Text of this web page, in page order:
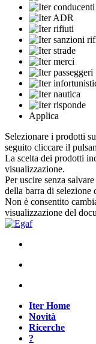
Applica
Selezionare i prodotti
seguito cliccare il
La scelta dei prodotti
visualizzazione.
Per uscire senza
della barra di selezione
Non è consentito
visualizzazione del
Iter Home
Novità
Ricerche
?